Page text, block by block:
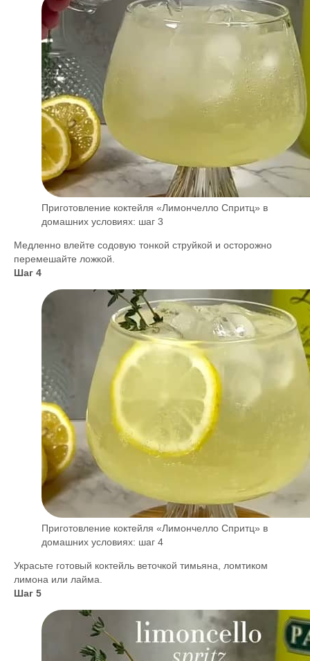
Приготовление коктейля «Лимончелло Спритц» в
домашних условиях: шаг 3
Медленно влейте содовую тонкой струйкой и осторожно
перемешайте ложкой.
Шаг 4
Приготовление коктейля «Лимончелло Спритц» в
домашних условиях: шаг 4
Украсьте готовый коктейль веточкой тимьяна, ломтиком
лимона или лайма.
Шаг 5